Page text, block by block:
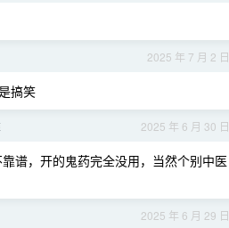
2025 年 7 月 2 日
搞笑
2025 年 6 月 30 日
谱，开的鬼药完全没用，当然个别中医
2025 年 6 月 29 日